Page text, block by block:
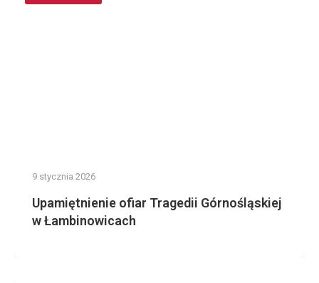
9 stycznia 2026
Upamiętnienie ofiar Tragedii Górnośląskiej
w Łambinowicach